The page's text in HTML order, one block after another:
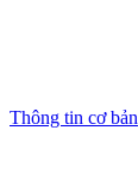
Thông tin cơ bản